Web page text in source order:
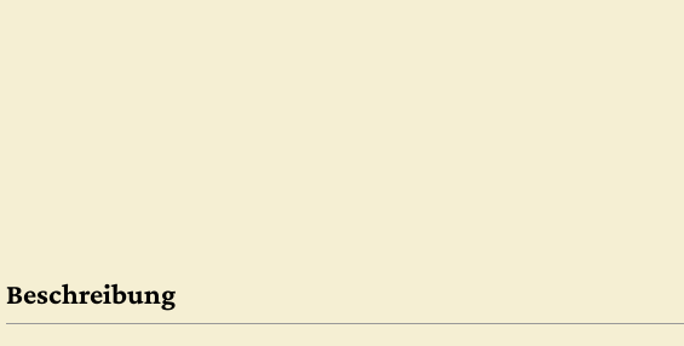
Beschreibung